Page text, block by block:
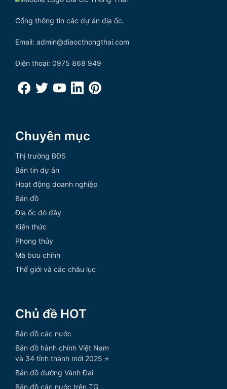
Cổng thông tin các dự án địa ốc.
Email: admin@diaocthongthai.com
Điện thoại: 0975 868 949
Chuyên mục
Thị trường BĐS
Bản tin dự án
Hoạt động doanh nghiệp
Bản đồ
Địa ốc đó đây
Kiến thức
Phong thủy
Mã bưu chính
Thế giới và các châu lục
Chủ đề HOT
Bản đồ các nước
Bản đồ hành chính Việt Nam
và 34 tỉnh thành mới 2025 ⭐
Bản đồ đường Vành Đai
Bản đồ các nước trên TG